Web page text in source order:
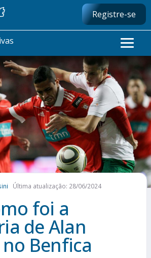
Registre-se
LIBERTADORES
NACIONAL
INTERNACIONAL
Última atualização: 28/06/2024
foi a
de Alan
Benfica